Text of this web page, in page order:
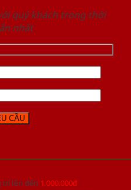
quý khách trong thời
nhất
trí lên đến 1.000.000đ